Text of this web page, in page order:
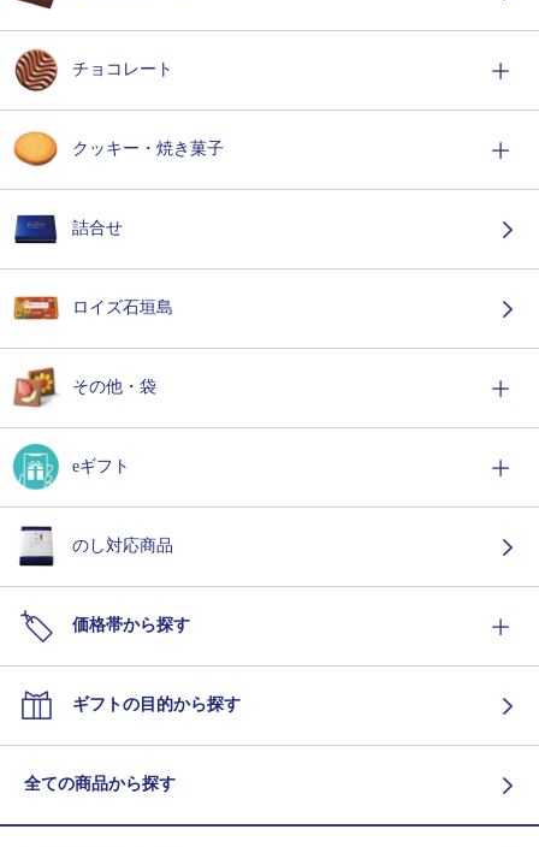
チョコレート
クッキー・焼き菓子
詰合せ
ロイズ石垣島
その他・袋
eギフト
のし対応商品
価格帯から探す
ギフトの目的から探す
全ての商品から探す